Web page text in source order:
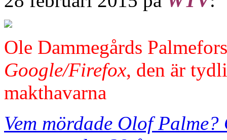
Ole Dammegårds
Google/Firefox, den är
makthavarna
Vem mördade Olof